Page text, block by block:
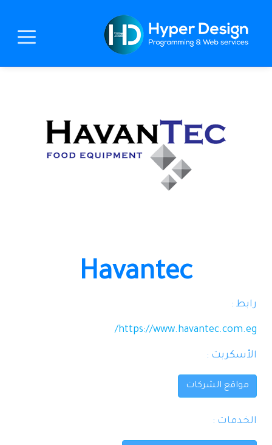
Havantec
رابط :
https://www.havantec.com.eg/
اﻷسكربت :
مواقع الشركات
الخدمات :